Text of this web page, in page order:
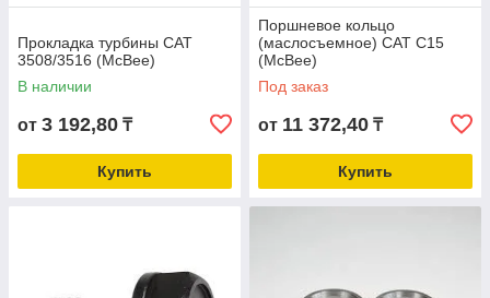
Прокладка турбины CAT
3508/3516 (McBee)
В наличии
от 3 192,80 ₸
Купить
Поршневое кольцо
(маслосъемное) CAT С15
(McBee)
Под заказ
от 11 372,40 ₸
Купить